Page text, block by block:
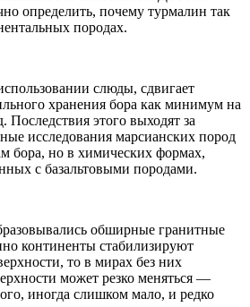
определить, почему турмалин так
породах.
слюды, сдвигает
хранения бора как минимум на
Последствия этого выходят за
исследования марсианских пород
бора, но в химических формах,
с базальтовыми породами.
обширные гранитные
континенты стабилизируют
то в мирах без них
может резко меняться —
иногда слишком мало, и редко